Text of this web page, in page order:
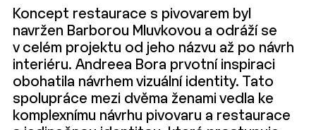
Koncept restaurace s pivovarem byl
navržen Barborou Mluvkovou a odráží se
v celém projektu od jeho názvu až po návrh
interiéru. Andreea Bora prvotní inspiraci
obohatila návrhem vizuální identity. Tato
spolupráce mezi dvěma ženami vedla ke
komplexnímu návrhu pivovaru a restaurace